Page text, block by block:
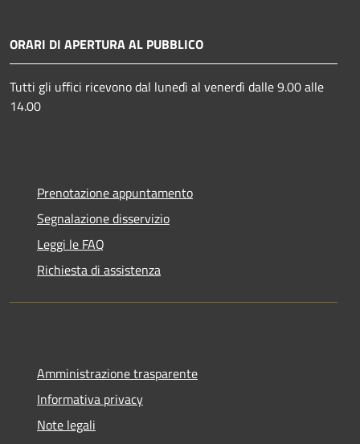
ORARI DI APERTURA AL PUBBLICO
Tutti gli uffici ricevono dal lunedì al venerdì dalle 9.00 alle
14.00
Prenotazione appuntamento
Segnalazione disservizio
Leggi le FAQ
Richiesta di assistenza
Amministrazione trasparente
Informativa privacy
Note legali